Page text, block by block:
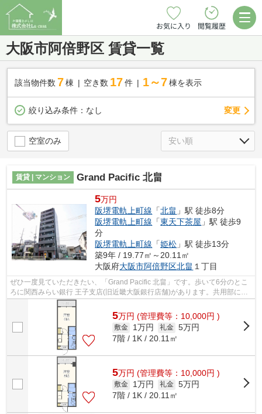
お気に入り 閲覧履歴
大阪市阿倍野区 賃貸一覧
該当物件数 7棟 空き数 17 件 1～7 棟を表示
絞り込み条件： なし 変更
空室のみ
賃貸 | マンション Grand Pacific 北畠
5万円
阪堺電軌上町線 「北畠 」駅 徒歩8分
阪堺電軌上町線 「東天下茶屋 」駅 徒歩9
分
阪堺電軌上町線 「姫松 」駅 徒歩13分
築9年 / 19.77㎡～20.11㎡
大阪府大阪市阿倍野区北畠 １丁目
ぜひ一度見ていただきたい、「Grand Pacific 北畠」です。歩いて6分のとこ
ろに関西みらい銀行 王子支店(旧近畿大阪銀行店舗)があります。共用部には
敷地内ごみ置き場・エレベータなど...
5万円 (管理費等：10,000円 )
敷金 1万円 礼金 5万円
7階 / 1K / 20.11㎡
5万円 (管理費等：10,000円 )
敷金 1万円 礼金 5万円
7階 / 1K / 20.11㎡